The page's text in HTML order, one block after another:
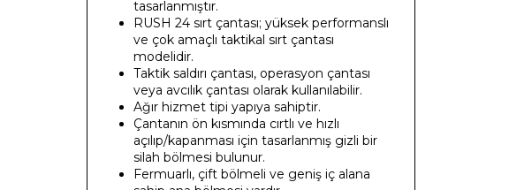
tasarlanmıştır.
RUSH 24 sırt çantası; yüksek performanslı
ve çok amaçlı taktikal sırt çantası
modelidir.
Taktik saldırı çantası, operasyon çantası
veya avcılık çantası olarak kullanılabilir.
Ağır hizmet tipi yapıya sahiptir.
Çantanın ön kısmında cırtlı ve hızlı
açılıp/kapanması için tasarlanmış gizli bir
silah bölmesi bulunur.
Fermuarlı, çift bölmeli ve geniş iç alana